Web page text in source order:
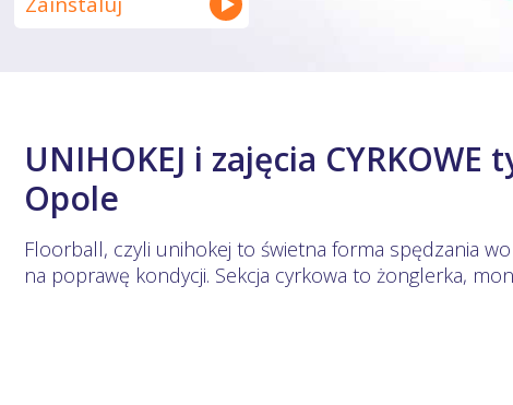
UNIHOKEJ i zajęcia
Opole
Floorball, czyli unihokej to świetna forma spędzania
na poprawę kondycji. Sekcja cyrkowa to żonglerka,